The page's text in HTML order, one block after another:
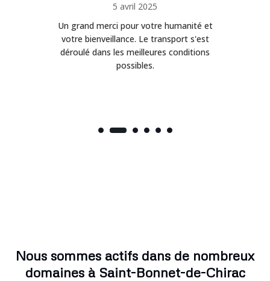
5 avril 2025
Un grand merci pour votre humanité et
votre bienveillance. Le transport s'est
déroulé dans les meilleures conditions
possibles.
Nous sommes actifs dans de nombreux
domaines à Saint-Bonnet-de-Chirac